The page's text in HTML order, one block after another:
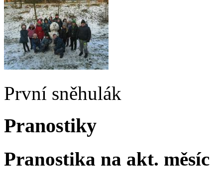
První sněhulák
Pranostiky
Pranostika na akt. měsíc